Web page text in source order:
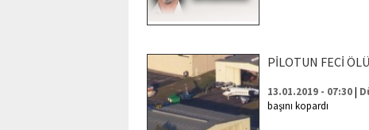
PİLOTUN FECİ
13.01.2019 - 07:30|
başını kopardı